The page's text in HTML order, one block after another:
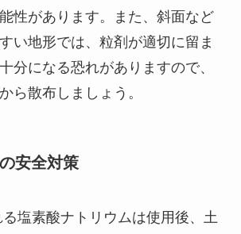
性があります。また、斜面など
い地形では、粒剤が適切に留ま
分になる恐れがありますので、
ら散布しましょう。
安全対策
塩素酸ナトリウムは使用後、土